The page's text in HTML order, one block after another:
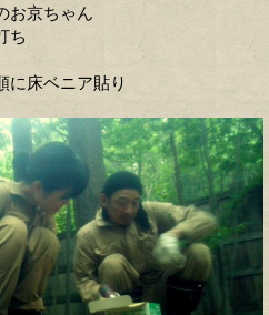
お京ちゃん
ち
に床ベニア貼り